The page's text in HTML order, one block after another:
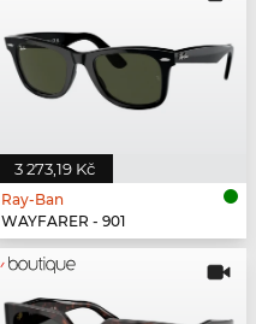
3 273,19 Kč
Ray-Ban
WAYFARER - 901